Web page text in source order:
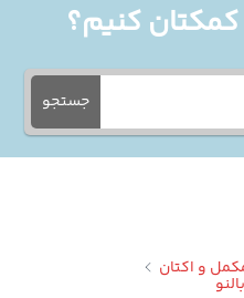
کنیم؟
جستجو
اکتان